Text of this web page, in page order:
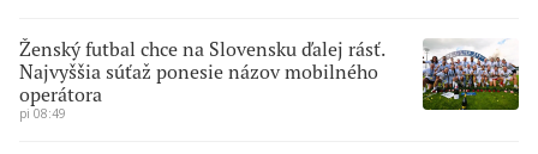
Ženský futbal chce na Slovensku ďalej rásť.
Najvyššia súťaž ponesie názov mobilného
operátora
pi 08:49